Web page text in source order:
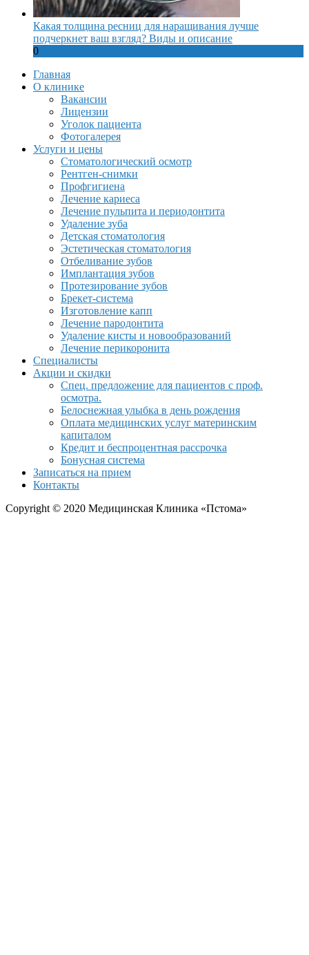
Какая толщина ресниц для наращивания лучше
подчеркнет ваш взгляд? Виды и описание
0
Главная
О клинике
Вакансии
Лицензии
Уголок пациента
Фотогалерея
Услуги и цены
Стоматологический осмотр
Рентген-снимки
Профгигиена
Лечение кариеса
Лечение пульпита и периодонтита
Удаление зуба
Детская стоматология
Эстетическая стоматология
Отбеливание зубов
Имплантация зубов
Протезирование зубов
Брекет-система
Изготовление капп
Лечение пародонтита
Удаление кисты и новообразований
Лечение перикоронита
Специалисты
Акции и скидки
Спец. предложение для пациентов с проф.
осмотра.
Белоснежная улыбка в день рождения
Оплата медицинских услуг материнским
капиталом
Кредит и беспроцентная рассрочка
Бонусная система
Записаться на прием
Контакты
Copyright © 2020 Медицинская Клиника «Пстома»